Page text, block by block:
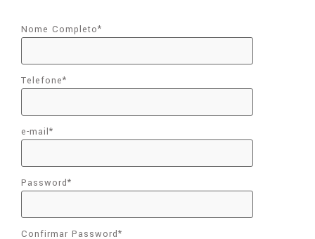
Nome Completo*
Telefone*
e-mail*
Password*
Confirmar Password*